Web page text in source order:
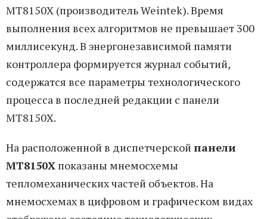
MT8150X (производитель Weintek). Время
выполнения всех алгоритмов не превышает 300
миллисекунд. В энергонезависимой памяти
контроллера формируется журнал событий,
содержатся все параметры технологического
процесса в последней редакции с панели
MT8150X.
На расположенной в диспетчерской панели
MT8150X показаны мнемосхемы
тепломеханических частей объектов. На
мнемосхемах в цифровом и графическом видах